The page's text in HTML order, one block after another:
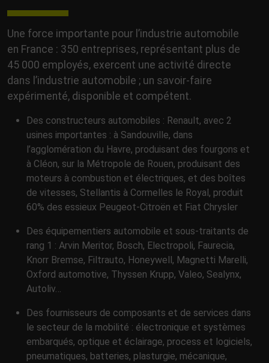
Une force importante pour l’industrie automobile
en France : 350 entreprises, représentant plus de
45 000 employés, exercent une activité directe
dans l’industrie automobile ; un savoir-faire
expérimenté, disponible et compétent.
Des constructeurs automobiles : Renault, avec 2
usines importantes : à Sandouville, dans
l’agglomération du Havre, produisant des fourgons et
à Cléon, sur la Métropole de Rouen, produisant des
moteurs à combustion et électriques, et des boîtes
de vitesses, Stellantis à Cormelles le Royal, produit
60% des essieux Peugeot-Citroën et Fiat Chrysler
Des équipementiers automobile et sous-traitants de
rang 1 : Arvin Meritor, Bosch, Electropoli, Faurecia,
Knorr Bremse, Filtrauto, Honeywell, Magnetti Marelli,
Oxford automotive, Thyssen Krupp, Valeo, Sealynx,
Autoliv…
Des fournisseurs de composants et de services dans
le secteur de la mobilité : électronique et systèmes
embarqués, optique et éclairage, process et logiciels,
pneumatiques, batteries, plasturgie, mécanique,